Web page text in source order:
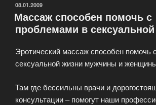
—
современность!»
ОПУБЛИКОВАНО
08.01.2009
Массаж способен помочь с
проблемами в
Эротический массаж способен помочь
сексуальной жизни мужчины и
Там где бессильны врачи и
консультации – помогут наши